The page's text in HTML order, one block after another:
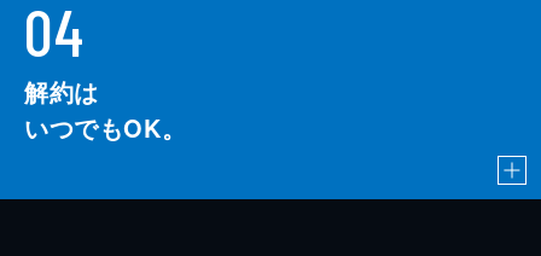
04
解約は
いつでもOK。